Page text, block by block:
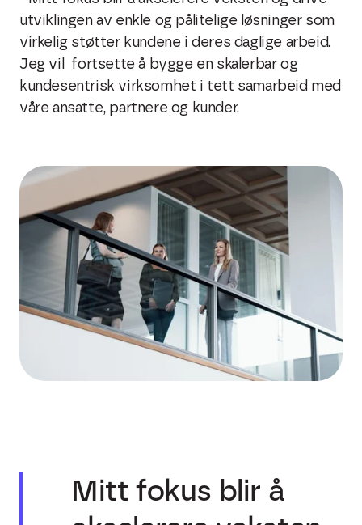
utviklingen av enkle og pålitelige løsninger som
virkelig støtter kundene i deres daglige arbeid.
Jeg vil fortsette å bygge en skalerbar og
kundesentrisk virksomhet i tett samarbeid med
våre ansatte, partnere og kunder.
Mitt fokus blir å